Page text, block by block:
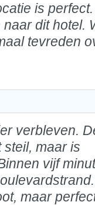
is
dit hotel.
tevreden
verbleven.
maar is
vijf
maar